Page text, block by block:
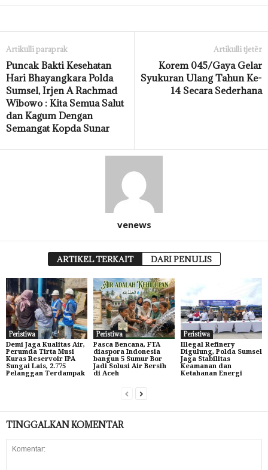
Artikulli paraprak
Puncak Bakti Kesehatan
Hari Bhayangkara Polda
Sumsel, Irjen A Rachmad
Wibowo : Kita Semua Salut
dan Kagum Dengan
Semangat Kopda Sunar
Artikulli tjetër
Korem 045/Gaya Gelar
Syukuran Ulang Tahun Ke-
14 Secara Sederhana
venews
ARTIKEL TERKAIT DARI PENULIS
Peristiwa
Demi Jaga Kualitas Air,
Perumda Tirta Musi
Kuras Reservoir IPA
Sungai Lais, 2.775
Pelanggan Terdampak
Peristiwa
Pasca Bencana, FTA
diaspora Indonesia
bangun 5 Sumur Bor
Jadi Solusi Air Bersih
di Aceh
Peristiwa
Illegal Refinery
Digulung, Polda Sumsel
Jaga Stabilitas
Keamanan dan
Ketahanan Energi
TINGGALKAN KOMENTAR